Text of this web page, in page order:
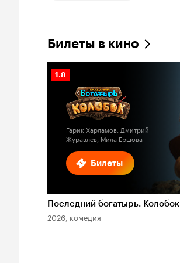
Билеты в кино
Билеты
Рейтинг
Кинопоиска
1.8
Гарик Харламов, Дмитрий
Журавлев, Мила Ершова
Последний богатырь. Колобок
2026, комедия